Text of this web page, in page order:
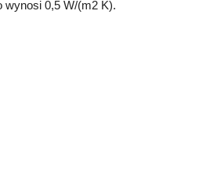
wynosi 0,5 W/(m2 K).